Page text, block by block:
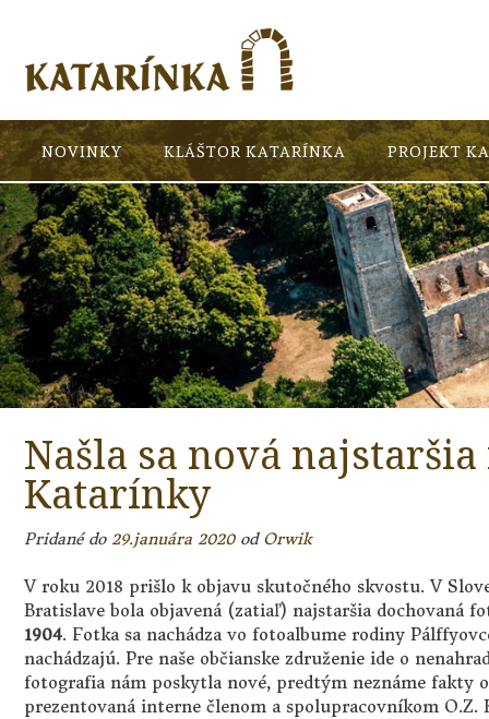
NOVINKY KLÁŠTOR KATARÍNKA PROJEKT
Našla sa nová
Katarínky
Pridané do 29.januára 2020od Orwik
V roku 2018 prišlo k objavu skutočného skvostu. V
Bratislave bola objavená (zatiaľ) najstaršia dochovaná
1904. Fotka sa nachádza vo fotoalbume rodiny
nachádzajú. Pre naše občianske združenie ide o
fotografia nám poskytla nové, predtým neznáme fakty
prezentovaná interne členom a spolupracovníkom O.Z.